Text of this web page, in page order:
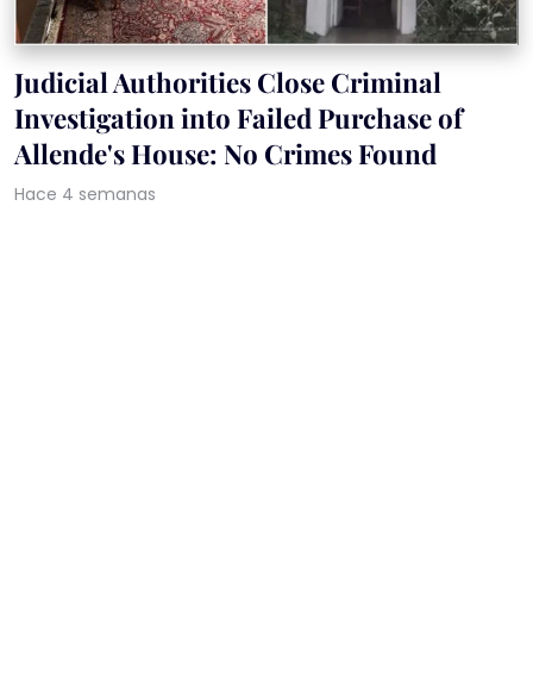
Judicial Authorities Close Criminal
Investigation into Failed Purchase of
Allende's House: No Crimes Found
Hace 4 semanas